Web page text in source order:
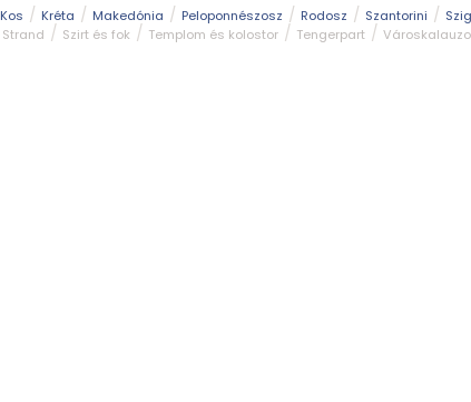
Kos Kréta Makedónia Peloponnészosz Rodosz Szantorini
Strand Szirt és fok Templom és kolostor Tengerpart